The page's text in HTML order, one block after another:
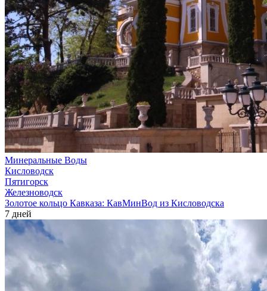
Минеральные Воды
Кисловодск
Пятигорск
Железноводск
Золотое кольцо Кавказа: КавМинВод из Кисловодска
7 дней